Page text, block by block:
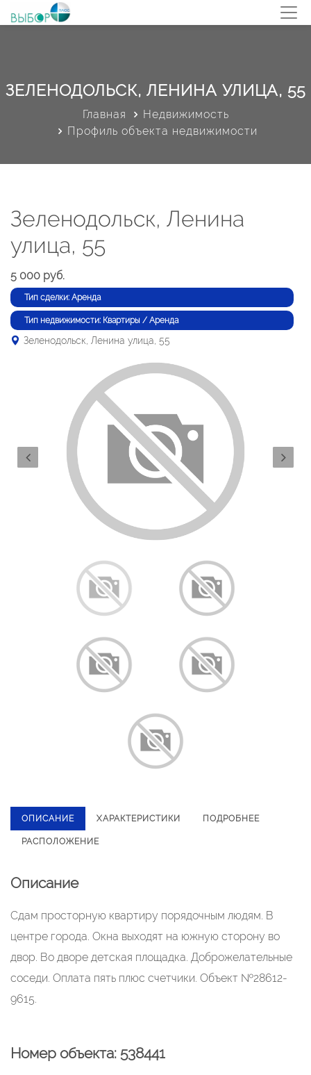
ЗЕЛЕНОДОЛЬСК, ЛЕНИНА УЛИЦА, 55
Главная
Недвижимость
Профиль объекта недвижимости
Зеленодольск, Ленина
улица, 55
5 000 руб.
Тип сделки: Аренда
Тип недвижимости: Квартиры / Аренда
Зеленодольск, Ленина улица, 55
ОПИСАНИЕ ХАРАКТЕРИСТИКИ ПОДРОБНЕЕ
РАСПОЛОЖЕНИЕ
Описание
Сдам просторную квартиру порядочным людям. В
центре города. Окна выходят на южную сторону во
двор. Во дворе детская площадка. Доброжелательные
соседи. Оплата пять плюс счетчики. Объект №28612-
9615.
Номер объекта: 538441